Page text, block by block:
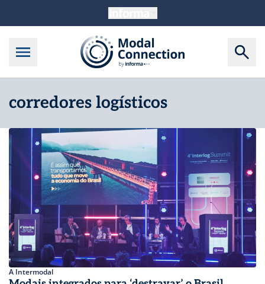
corredores logísticos
A Intermodal